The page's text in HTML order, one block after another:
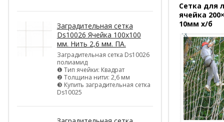
Заградительная сетка
Ds10026 Ячейка 100х100
мм. Нить 2,6 мм. ПА.
Заградительная сетка Ds10026
полиамид
❶ Тип ячейки: Квадрат
❷ Толщина нити: 2,6 мм
❸ Купить заградительная сетка
Ds10025
Сетка для
ячейка
10мм х/б